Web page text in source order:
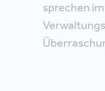
sprechen